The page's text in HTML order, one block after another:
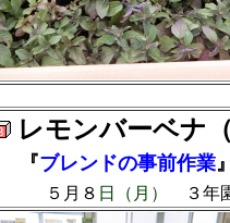
レモンバーベナ
『ブレンドの事前作業
５月８ 日（月） ３年